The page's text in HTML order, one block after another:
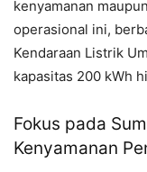
kenyamanan
operasional ini,
Kendaraan Listrik
kapasitas 200 kWh
Fokus pada
Kenyamanan